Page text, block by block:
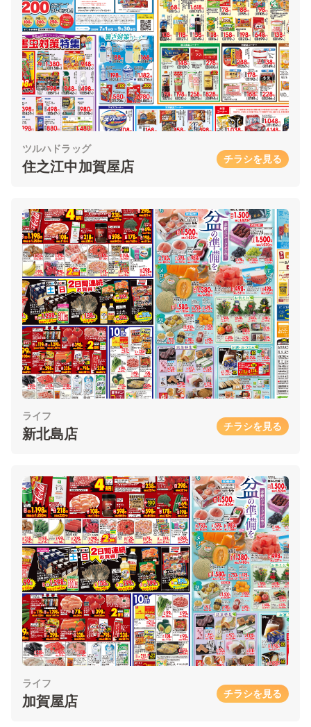
ツルハドラッグ
住之江中加賀屋店 チラシを見る
ライフ
新北島店 チラシを見る
ライフ
加賀屋店 チラシを見る